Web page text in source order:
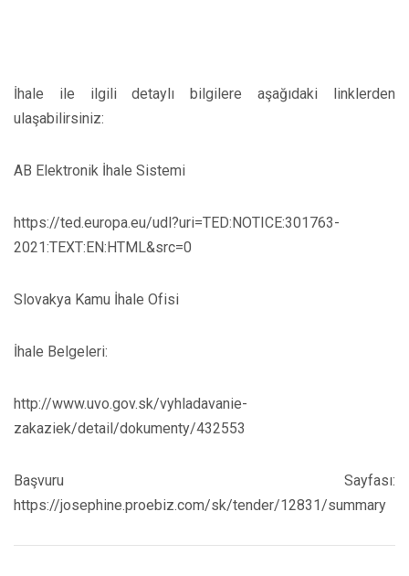
İhale ile ilgili detaylı bilgilere aşağıdaki linklerden
ulaşabilirsiniz:
AB Elektronik İhale Sistemi
https://ted.europa.eu/udl?uri=TED:NOTICE:301763-
2021:TEXT:EN:HTML&src=0
Slovakya Kamu İhale Ofisi
İhale Belgeleri:
http://www.uvo.gov.sk/vyhladavanie-
zakaziek/detail/dokumenty/432553
Başvuru Sayfası:
https://josephine.proebiz.com/sk/tender/12831/summary